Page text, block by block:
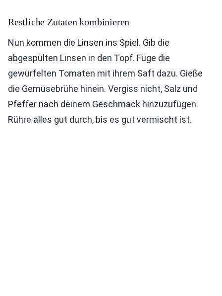
Restliche Zutaten kombinieren
Nun kommen die Linsen ins Spiel. Gib die
abgespülten Linsen in den Topf. Füge die
gewürfelten Tomaten mit ihrem Saft dazu. Gieße
die Gemüsebrühe hinein. Vergiss nicht, Salz und
Pfeffer nach deinem Geschmack hinzuzufügen.
Rühre alles gut durch, bis es gut vermischt ist.